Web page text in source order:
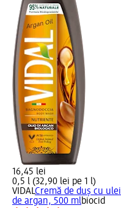
16,45 lei
0,5 l (32,90 lei pe 1 l)
VIDALCremă de duș cu ulei
de argan, 500 mlbiocid